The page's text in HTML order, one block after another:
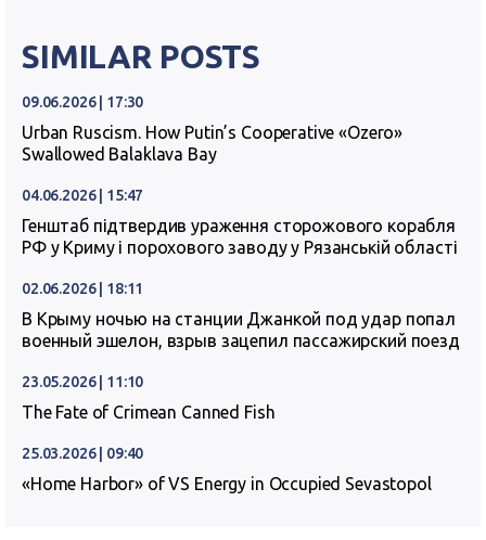
SIMILAR POSTS
09.06.2026 | 17:30
Urban Ruscism. How Putin’s Cooperative «Ozero»
Swallowed Balaklava Bay
04.06.2026 | 15:47
Генштаб підтвердив ураження сторожового корабля
РФ у Криму і порохового заводу у Рязанській області
02.06.2026 | 18:11
В Крыму ночью на станции Джанкой под удар попал
военный эшелон, взрыв зацепил пассажирский поезд
23.05.2026 | 11:10
The Fate of Crimean Canned Fish
25.03.2026 | 09:40
«Home Harbor» of VS Energy in Occupied Sevastopol